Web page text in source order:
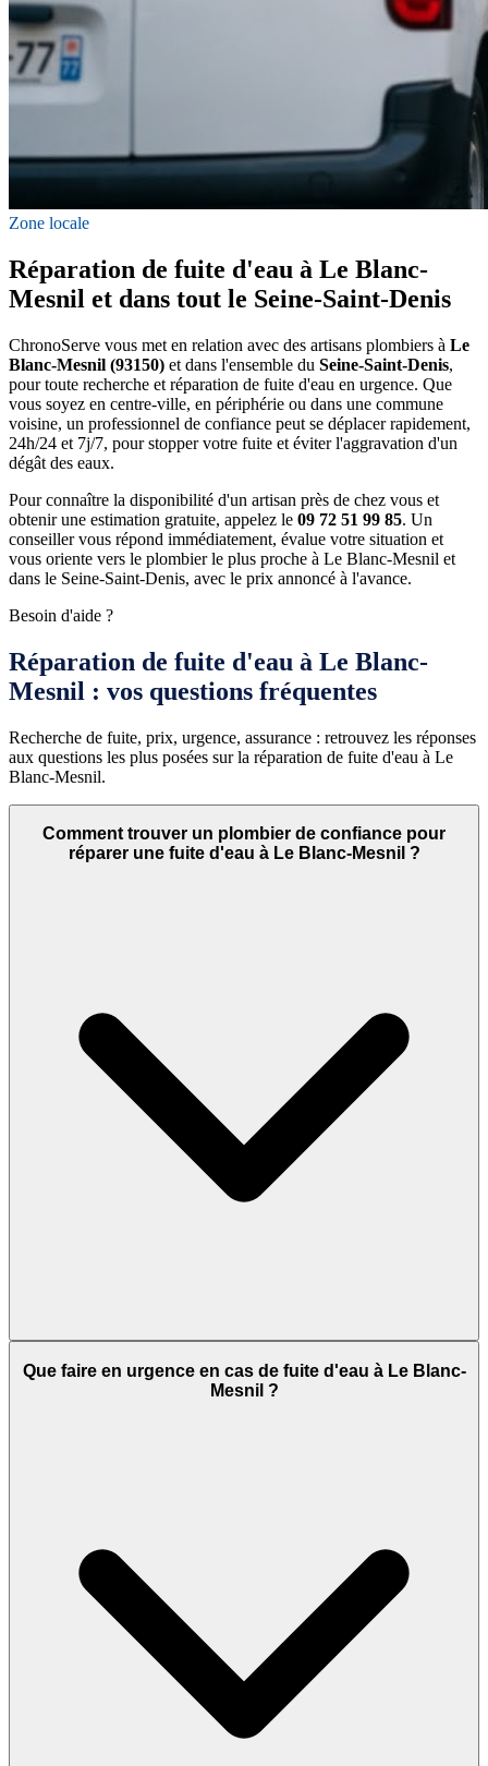
Zone locale
Réparation de fuite d'eau à Le Blanc-
Mesnil et dans tout le Seine-Saint-Denis
ChronoServe vous met en relation avec des artisans plombiers à Le
Blanc-Mesnil (93150) et dans l'ensemble du Seine-Saint-Denis,
pour toute recherche et réparation de fuite d'eau en urgence. Que
vous soyez en centre-ville, en périphérie ou dans une commune
voisine, un professionnel de confiance peut se déplacer rapidement,
24h/24 et 7j/7, pour stopper votre fuite et éviter l'aggravation d'un
dégât des eaux.
Pour connaître la disponibilité d'un artisan près de chez vous et
obtenir une estimation gratuite, appelez le 09 72 51 99 85. Un
conseiller vous répond immédiatement, évalue votre situation et
vous oriente vers le plombier le plus proche à Le Blanc-Mesnil et
dans le Seine-Saint-Denis, avec le prix annoncé à l'avance.
Besoin d'aide ?
Réparation de fuite d'eau à Le Blanc-
Mesnil : vos questions fréquentes
Recherche de fuite, prix, urgence, assurance : retrouvez les réponses
aux questions les plus posées sur la réparation de fuite d'eau à Le
Blanc-Mesnil.
Comment trouver un plombier de confiance pour
réparer une fuite d'eau à Le Blanc-Mesnil ?
Que faire en urgence en cas de fuite d'eau à Le Blanc-
Mesnil ?